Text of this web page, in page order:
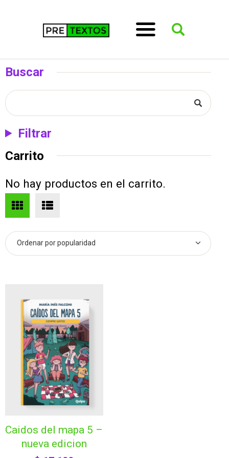
Buscar
Filtrar
Carrito
No hay productos en el carrito.
caidos del mapa 5 –
nueva edicion